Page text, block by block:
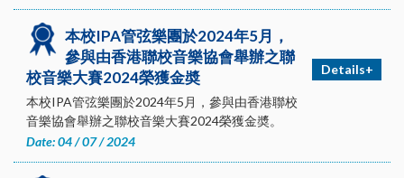
本校IPA管弦樂團於2024年5月，
參與由香港聯校音樂協會舉辦之聯
校音樂大賽2024榮獲金奬
本校IPA管弦樂團於2024年5月，參與由香港聯校
音樂協會舉辦之聯校音樂大賽2024榮獲金奬。
Date: 04 / 07 / 2024
Details+